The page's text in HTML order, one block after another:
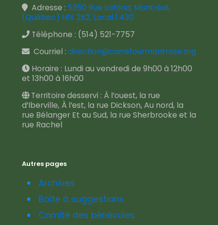
Adresse : 5350 Rue Lafond, Montréal,
(Québec) H1X 2X2, Local 1.430
Téléphone : (514) 521-7757
Courriel : direction@carrefourmontrose.org
Horaire : Lundi au vendredi de 9h00 à 12h00
et 13h00 à 16h00
Territoire desservi : À l’ouest, la rue
d’Iberville, À l’est, la rue Dickson, Au nord, la
rue Bélanger Et au Sud, la rue Sherbrooke et la
rue Rachel
Autres pages
Archives
Boîte à suggestions
Comité des bénévoles